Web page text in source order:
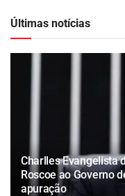
Últimas notícias
Charlles Evangelista
Roscoe ao Governo
apuração